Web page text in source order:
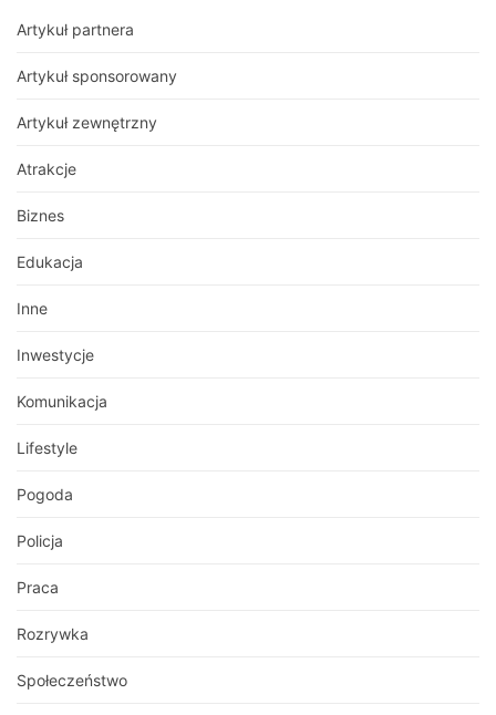
Artykuł partnera
Artykuł sponsorowany
Artykuł zewnętrzny
Atrakcje
Biznes
Edukacja
Inne
Inwestycje
Komunikacja
Lifestyle
Pogoda
Policja
Praca
Rozrywka
Społeczeństwo